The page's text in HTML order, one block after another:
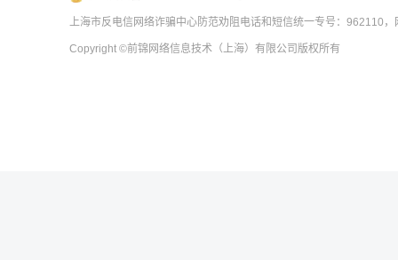
上海市反电信网络诈骗中心防范劝阻电话和短信统一专号：962110
Copyright ©前锦网络信息技术（上海）有限公司 版权所有